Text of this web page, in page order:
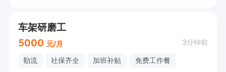
车架研磨工
5000 元/月 3分钟前
勒流 社保齐全 加班补贴 免费工作餐